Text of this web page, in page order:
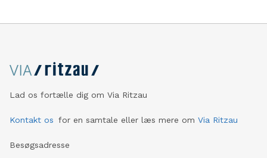
er medlemmer af fagforbundet FOA, men de
pågældende medarbejdere er ikke en del af den
varslede konflikt, oplyser administrerende direktør i
”Forenede Care har overenskomst med FOA igennem
overenskomstaftaler på plads. Det skete i god ro og
Lad os fortælle dig om Via Ritzau
Kontakt os for en samtale eller læs mere om Via Ritzau
Besøgsadresse